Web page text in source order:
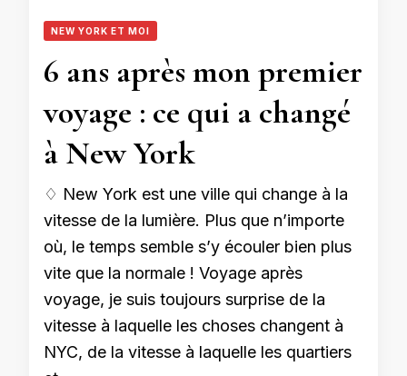
NEW YORK ET MOI
6 ans après mon premier
voyage : ce qui a changé
à New York
♢ New York est une ville qui change à la
vitesse de la lumière. Plus que n’importe
où, le temps semble s’y écouler bien plus
vite que la normale ! Voyage après
voyage, je suis toujours surprise de la
vitesse à laquelle les choses changent à
NYC, de la vitesse à laquelle les quartiers